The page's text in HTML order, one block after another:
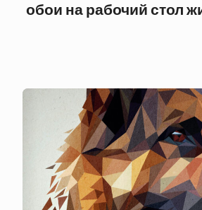
обои на рабочий стол
собаки)